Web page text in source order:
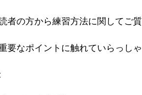
者の方から練習方法に関してご
要なポイントに触れていらっし